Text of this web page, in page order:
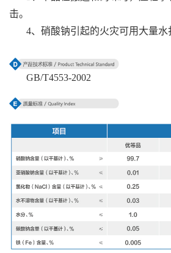
击。
4、硝酸钠引起的火灾可用大量水
GB/T4553-2002